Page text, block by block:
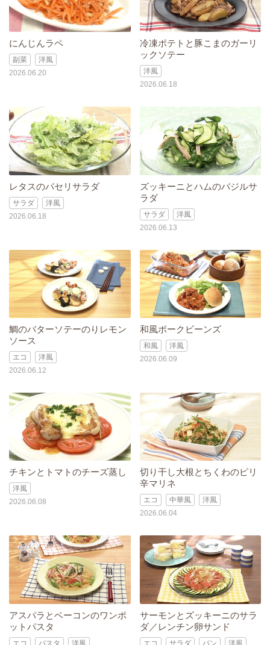
にんじんラペ
副菜
洋風
2026.06.20
冷凍ポテトと豚こまのガーリ
ックソテー
洋風
2026.06.18
レタスのパセリサラダ
サラダ
洋風
2026.06.18
ズッキーニとハムのバジルサ
ラダ
サラダ
洋風
2026.06.13
鯛のバターソテーのりレモン
ソース
エコ
洋風
2026.06.12
和風ポークビーンズ
和風
洋風
2026.06.09
チキンとトマトのチーズ蒸し
洋風
2026.06.08
切り干し大根とちくわのピリ
辛マリネ
エコ 中華風
洋風
2026.06.04
アスパラとベーコンのワンポ
ットパスタ
エコ パスタ 洋風
サーモンとズッキーニのサラ
ダ／レンチン卵サンド
エコ サラダ パン 洋風